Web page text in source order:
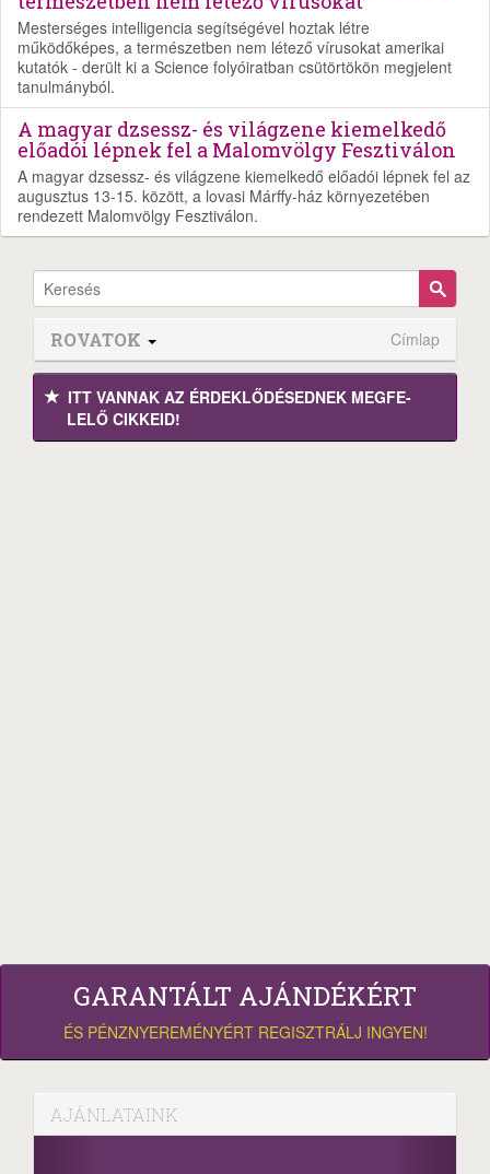
Mesterséges intelligencia segítségével hoztak létre
működőképes, a természetben nem létező vírusokat amerikai
kutatók - derült ki a Science folyóiratban csütörtökön megjelent
tanulmányból.
A magyar dzsessz- és világzene kiemelkedő
előadói lépnek fel a Malomvölgy Fesztiválon
A magyar dzsessz- és világzene kiemelkedő előadói lépnek fel az
augusztus 13-15. között, a lovasi Márffy-ház környezetében
rendezett Malomvölgy Fesztiválon.
ROVATOK Címlap
ITT VANNAK AZ ÉRDEK­LŐDÉ­SEDNEK MEGFE­
LELŐ CIKKEID!
GARANTÁLT AJÁNDÉKÉRT
ÉS PÉNZNYEREMÉNYÉRT REGISZTRÁLJ INGYEN!
AJÁNLATAINK